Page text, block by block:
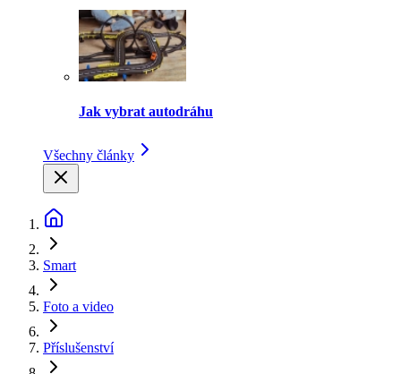
Jak vybrat autodráhu
Všechny články
Smart
Foto a video
Příslušenství